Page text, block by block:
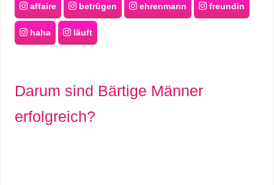
affaire betrügen ehrenmann freundin
haha läuft
Darum sind Bärtige Männer
erfolgreich?